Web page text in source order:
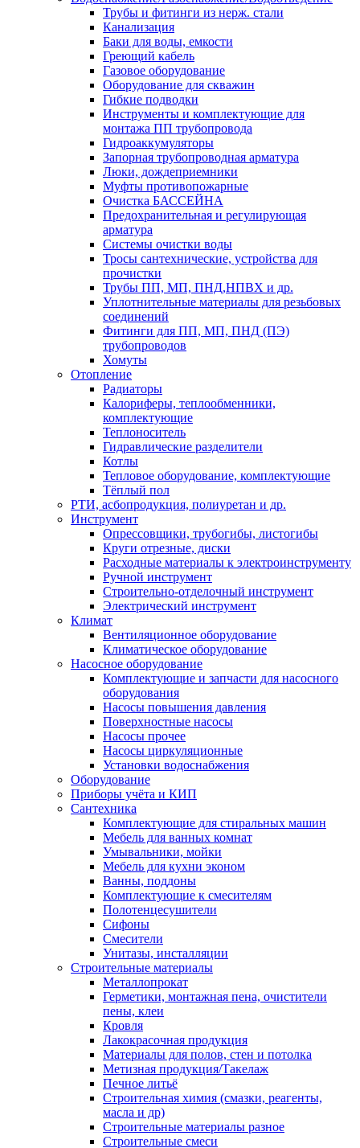
Трубы и фитинги из нерж. стали
Канализация
Баки для воды, емкости
Греющий кабель
Газовое оборудование
Оборудование для скважин
Гибкие подводки
Инструменты и комплектующие для
монтажа ПП трубопровода
Гидроаккумуляторы
Запорная трубопроводная арматура
Люки, дождеприемники
Муфты противопожарные
Очистка БАССЕЙНА
Предохранительная и регулирующая
арматура
Системы очистки воды
Тросы сантехнические, устройства для
прочистки
Трубы ПП, МП, ПНД,НПВХ и др.
Уплотнительные материалы для резьбовых
соединений
Фитинги для ПП, МП, ПНД (ПЭ)
трубопроводов
Хомуты
Отопление
Радиаторы
Калориферы, теплообменники,
комплектующие
Теплоноситель
Гидравлические разделители
Котлы
Тепловое оборудование, комплектующие
Тёплый пол
РТИ, асбопродукция, полиуретан и др.
Инструмент
Опрессовщики, трубогибы, листогибы
Круги отрезные, диски
Расходные материалы к электроинструменту
Ручной инструмент
Строительно-отделочный инструмент
Электрический инструмент
Климат
Вентиляционное оборудование
Климатическое оборудование
Насосное оборудование
Комплектующие и запчасти для насосного
оборудования
Насосы повышения давления
Поверхностные насосы
Насосы прочее
Насосы циркуляционные
Установки водоснабжения
Оборудование
Приборы учёта и КИП
Сантехника
Комплектующие для стиральных машин
Мебель для ванных комнат
Умывальники, мойки
Мебель для кухни эконом
Ванны, поддоны
Комплектующие к смесителям
Полотенцесушители
Сифоны
Смесители
Унитазы, инсталляции
Строительные материалы
Металлопрокат
Герметики, монтажная пена, очистители
пены, клеи
Кровля
Лакокрасочная продукция
Материалы для полов, стен и потолка
Метизная продукция/Такелаж
Печное литьё
Строительная химия (смазки, реагенты,
масла и др)
Строительные материалы разное
Строительные смеси